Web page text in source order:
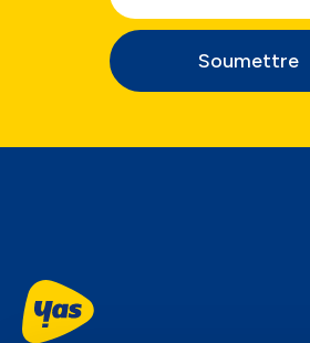
Soumettre